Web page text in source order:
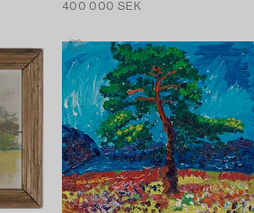
400 000 SEK